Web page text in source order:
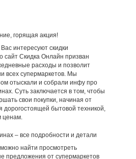
горящая акция!
интересуют скидки
сайт Скидка Онлайн призван
расходы и позволит
всех супермаркетов. Мы
отыскали и собрали инфу про
Суть заключается в том, чтобы
свои покупки, начиная от
дорогостоящей бытовой техникой,
ценам.
– все подробности и детали
найти просмотреть
предложения от супермаркетов